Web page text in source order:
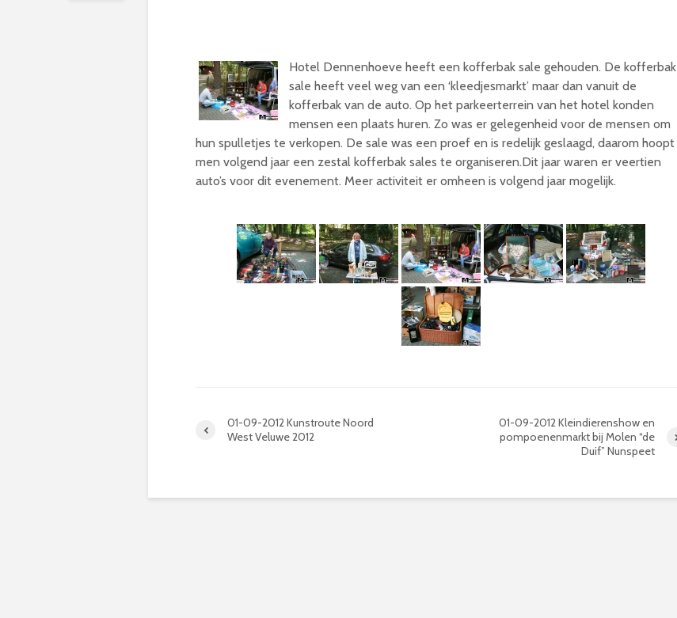
Hotel Dennenhoeve heeft een kofferbak sale gehouden. De kofferbak
sale heeft veel weg van een ‘kleedjesmarkt’ maar dan vanuit de
kofferbak van de auto. Op het parkeerterrein van het hotel konden
mensen een plaats huren. Zo was er gelegenheid voor de mensen om
hun spulletjes te verkopen. De sale was een proef en is redelijk geslaagd, daarom hoopt
men volgend jaar een zestal kofferbak sales te organiseren.Dit jaar waren er veertien
auto’s voor dit evenement. Meer activiteit er omheen is volgend jaar mogelijk.
01-09-2012 Kunstroute Noord
West Veluwe 2012
01-09-2012 Kleindierenshow en
pompoenenmarkt bij Molen “de
Duif” Nunspeet